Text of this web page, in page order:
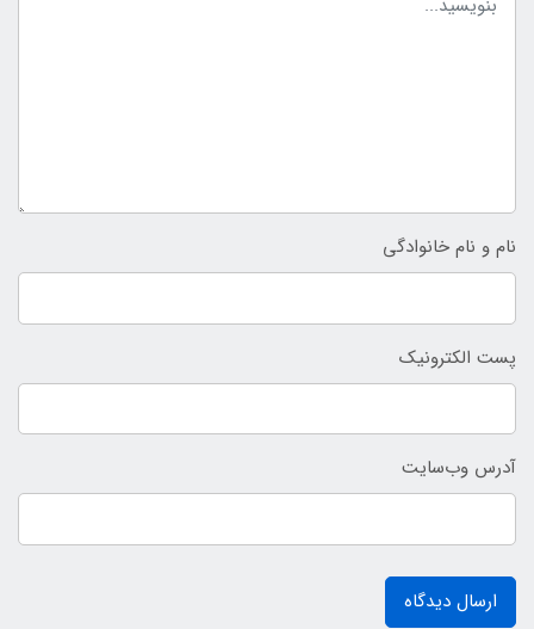
نام و نام خانوادگی
پست الکترونیک
آدرس وب‌سایت
ارسال دیدگاه